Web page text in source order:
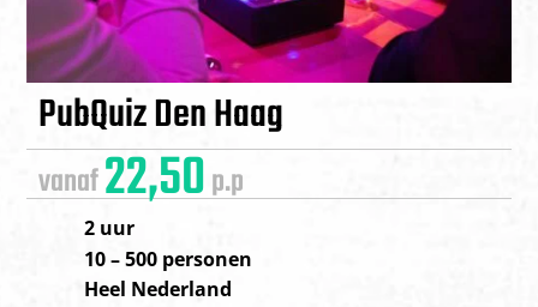
PubQuiz Den Haag
vanaf22,50p.p
2 uur
10 – 500 personen
Heel Nederland